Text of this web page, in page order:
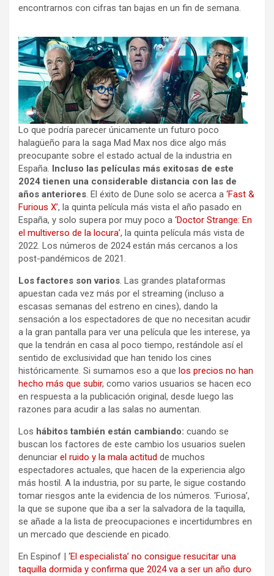
encontrarnos con cifras tan bajas en un fin de semana.
Lo que podría parecer únicamente un futuro poco
halagüeño para la saga Mad Max nos dice algo más
preocupante sobre el estado actual de la industria en
España. Incluso las películas más exitosas de este
2024 tienen una considerable distancia con las de
años anteriores. El éxito de Dune solo se acerca a ‘Fast &
Furious X’, la quinta película más vista el año pasado en
España, y solo supera por muy poco a ‘Doctor Strange: En
el multiverso de la locura’, la quinta película más vista de
2022. Los números de 2024 están más cercanos a los
post-pandémicos de 2021.
Los factores son varios. Las grandes plataformas
apuestan cada vez más por el streaming (incluso a
escasas semanas del estreno en cines), dando la
sensación a los espectadores de que no necesitan acudir
a la gran pantalla para ver una película que les interese, ya
que la tendrán en casa al poco tiempo, restándole así el
sentido de exclusividad que han tenido los cines
históricamente. Si sumamos eso a que los precios no han
hecho más que subir, como varios usuarios se hacen eco
en respuesta a la publicación original, desde luego las
razones para acudir a las salas no aumentan.
Los hábitos también están cambiando: cuando se
buscan los factores de este cambio los usuarios suelen
denunciar el ruido y la mala actitud de muchos
espectadores actuales, que hacen de la experiencia algo
más hostil. A la industria, por su parte, le sigue costando
tomar riesgos ante la evidencia de los números. ‘Furiosa’,
la que se supone que iba a ser la salvadora de la taquilla,
se añade a la lista de preocupaciones e incertidumbres en
un mercado que desciende en picado.
En Espinof | ‘El especialista’ no consigue resucitar una
taquilla dormida y confirma que 2024 va a ser un año duro